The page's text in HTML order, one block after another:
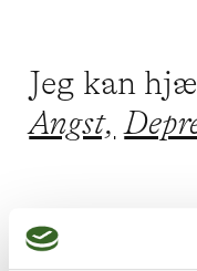
Jeg kan
Angst,
Jeg